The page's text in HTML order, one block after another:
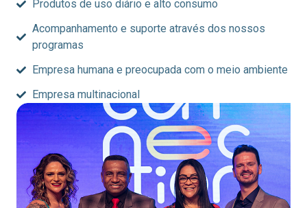
Produtos de uso diário e alto consumo
Acompanhamento e suporte através dos nossos
programas
Empresa humana e preocupada com o meio ambiente
Empresa multinacional